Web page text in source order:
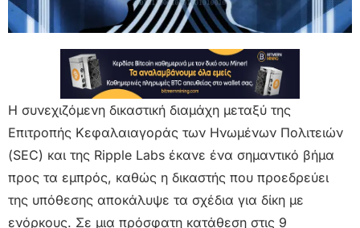
Η συνεχιζόμενη δικαστική διαμάχη μεταξύ της
Επιτροπής Κεφαλαιαγοράς των Ηνωμένων Πολιτειών
(SEC) και της Ripple Labs έκανε ένα σημαντικό βήμα
προς τα εμπρός, καθώς η δικαστής που προεδρεύει
της υπόθεσης αποκάλυψε τα σχέδια για δίκη με
ενόρκους. Σε μια πρόσφατη κατάθεση στις 9